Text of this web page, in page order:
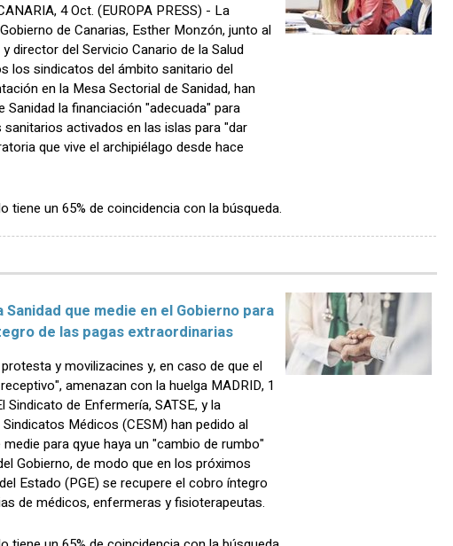
4 Oct. (EUROPA PRESS) - La
de Canarias, Esther Monzón, junto al
director del Servicio Canario de la Salud
los sindicatos del ámbito sanitario del
en la Mesa Sectorial de Sanidad, han
la financiación "adecuada" para
activados en las islas para "dar
que vive el archipiélago desde hace
tiene un 65% de coincidencia con la búsqueda.
Sanidad que medie en el Gobierno para
de las pagas extraordinarias
y movilizacines y, en caso de que el
amenazan con la huelga MADRID, 1
Sindicato de Enfermería, SATSE, y la
Médicos (CESM) han pedido al
para qyue haya un "cambio de rumbo"
Gobierno, de modo que en los próximos
Estado (PGE) se recupere el cobro íntegro
de médicos, enfermeras y fisioterapeutas.